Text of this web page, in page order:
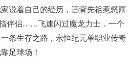
说着自己的经历，违背先祖惹怒雨
伴侣……飞速闪过魔龙力士．一个
条生存之路，永恒纪元单职业传奇
足球场！